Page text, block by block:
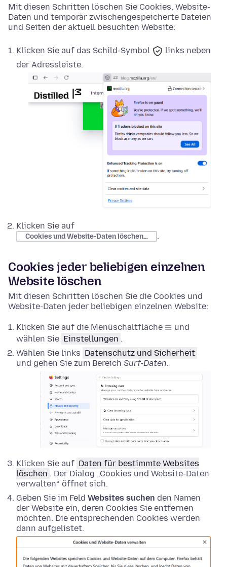
Mit diesen Schritten löschen Sie Cookies, Website-
Daten und temporär zwischengespeicherte Dateien
und Seiten der aktuell besuchten Website:
Klicken Sie auf das Schild-Symbol
links neben
der Adressleiste.
Klicken Sie auf
Cookies und Website-Daten löschen… .
Cookies jeder beliebigen einzelnen
Website löschen
Mit diesen Schritten löschen Sie die Cookies und
Website-Daten jeder beliebigen einzelnen Website:
Klicken Sie auf die Menüschaltfläche
und
wählen Sie Einstellungen .
Wählen Sie links Datenschutz und Sicherheit
und gehen Sie zum Bereich Surf-Daten.
Klicken Sie auf Daten für bestimmte Websites
löschen . Der Dialog „Cookies und Website-Daten
verwalten“ öffnet sich.
Geben Sie im Feld Websites suchen den Namen
der Website ein, deren Cookies Sie entfernen
möchten. Die entsprechenden Cookies werden
dann aufgelistet.